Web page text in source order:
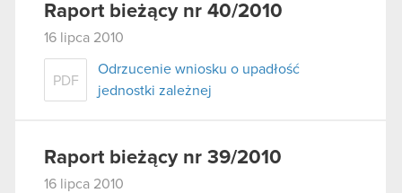
Raport bieżący nr 40/2010
16 lipca 2010
PDF
Odrzucenie wniosku o upadłość
jednostki zależnej
Raport bieżący nr 39/2010
16 lipca 2010